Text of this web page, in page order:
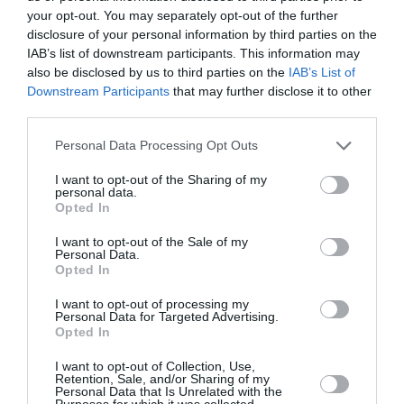
your opt-out. You may separately opt-out of the further
disclosure of your personal information by third parties on the
IAB’s list of downstream participants. This information may
also be disclosed by us to third parties on the IAB’s List of
Downstream Participants that may further disclose it to other
Personal Data Processing Opt Outs
I want to opt-out of the Sharing of my
personal data.
Opted In
I want to opt-out of the Sale of my
Personal Data.
Opted In
I want to opt-out of processing my
Personal Data for Targeted Advertising.
Opted In
I want to opt-out of Collection, Use,
Retention, Sale, and/or Sharing of my
Personal Data that Is Unrelated with the
Getty Images
Η Stone είχε απαθανατιστεί με ένα στενό σκουφί
στις αρχές του Οκτωβρίου, προκαλώντας τους
θαυμαστές να αναρωτιούνται αν είχε ξυρίσει το
κεφάλι της για κάποιο ρόλο. Η αμφιβολία
αυξήθηκε όταν την είδαν να ρυθμίζει μια
περούκα σε ένα βίντεο από το Φεστιβάλ
Κινηματογράφου της Νέας Υόρκης στις 5